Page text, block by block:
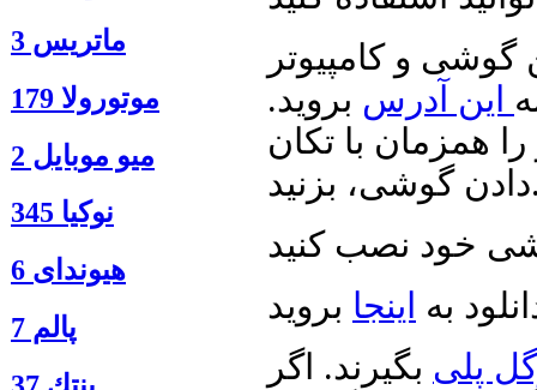
ماتريس 3
موتورولا 179
ميو موبايل 2
نوكيا 345
هیوندای 6
پالم 7
و کامپیوتر
این آدرس بروید.
همزمان با تکان
به اینجا
پلی بگیرند. اگر